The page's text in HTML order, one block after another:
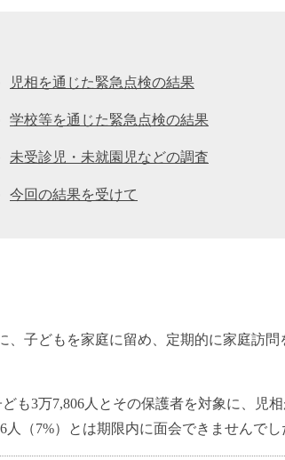
児相を通じた緊急点検の結果
学校等を通じた緊急点検の結果
未受診児・未就園児などの調査
今回の結果を受けて
子どもを家庭に留め、定期的に家庭訪
3万7,806人とその保護者を対象に、児
（7%）とは期限内に面会できませんでし